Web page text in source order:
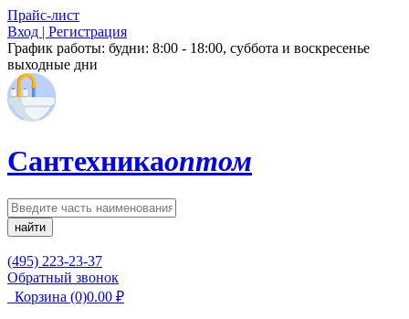
Прайс-лист
Вход | Регистрация
График работы: будни: 8:00 - 18:00, суббота и воскресенье
выходные дни
Сантехникаоптом
найти
(495) 223-23-37
Обратный звонок
Корзина (0)0.00 ₽